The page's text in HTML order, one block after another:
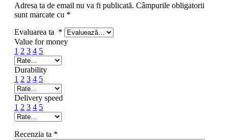
Adresa ta de email nu va fi publicată. Câmpurile obligatorii
sunt marcate cu *
Evaluarea ta *
Value for money
1 2 3 4 5
Durability
1 2 3 4 5
Delivery speed
1 2 3 4 5
Recenzia ta *